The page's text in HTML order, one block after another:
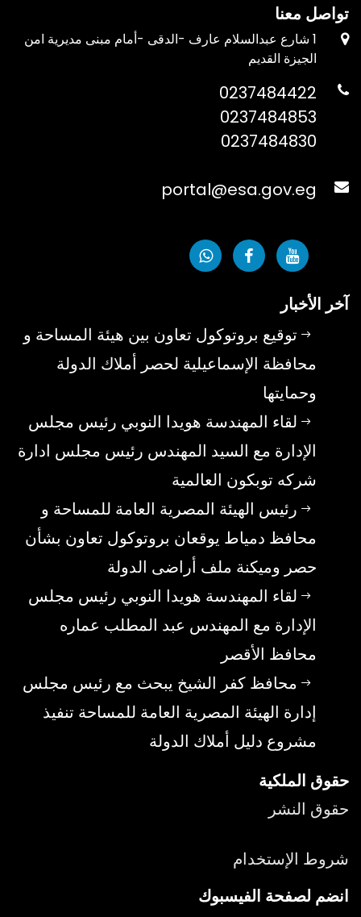
تواصل معنا
1 شارع عبدالسلام عارف -الدقى -أمام مبنى مديرية امن
الجيزة القديم
0237484422
0237484853
0237484830
portal@esa.gov.eg
آخر الأخبار
توقيع بروتوكول تعاون بين هيئة المساحة و
محافظة الإسماعيلية لحصر أملاك الدولة
وحمايتها
لقاء المهندسة هويدا النوبي رئيس مجلس
الإدارة مع السيد المهندس رئيس مجلس ادارة
شركه توبكون العالمية
رئيس الهيئة المصرية العامة للمساحة و
محافظ دمياط يوقعان بروتوكول تعاون بشأن
حصر وميكنة ملف أراضى الدولة
لقاء المهندسة هويدا النوبي رئيس مجلس
الإدارة مع المهندس عبد المطلب عماره
محافظ الأقصر
محافظ كفر الشيخ يبحث مع رئيس مجلس
إدارة الهيئة المصرية العامة للمساحة تنفيذ
مشروع دليل أملاك الدولة
حقوق الملكية
حقوق النشر
شروط الإستخدام
انضم لصفحة الفيسبوك